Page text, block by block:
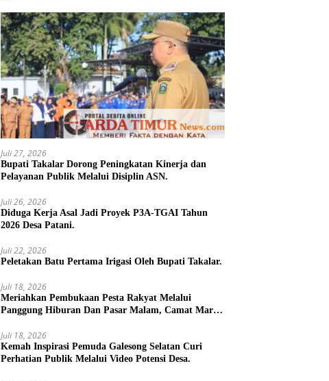
Juli 27, 2026
Bupati Takalar Dorong Peningkatan Kinerja dan
Pelayanan Publik Melalui Disiplin ASN.
Juli 26, 2026
Diduga Kerja Asal Jadi Proyek P3A-TGAI Tahun
2026 Desa Patani.
Juli 22, 2026
Peletakan Batu Pertama Irigasi Oleh Bupati Takalar.
Juli 18, 2026
Meriahkan Pembukaan Pesta Rakyat Melalui
Panggung Hiburan Dan Pasar Malam, Camat Marbo
Juli 18, 2026
Kemah Inspirasi Pemuda Galesong Selatan Curi
Perhatian Publik Melalui Video Potensi Desa.